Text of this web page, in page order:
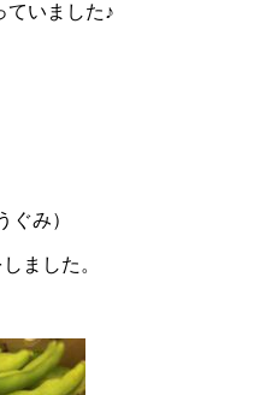
ていました♪
ぐみ）
ました。